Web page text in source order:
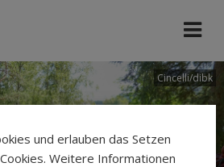
Cincelli/dibk
und erlauben das Setzen
Weitere Informationen